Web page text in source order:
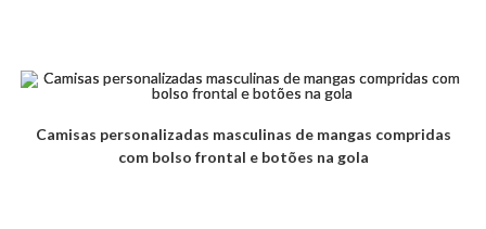
Camisas personalizadas masculinas de mangas compridas
com bolso frontal e botões na gola